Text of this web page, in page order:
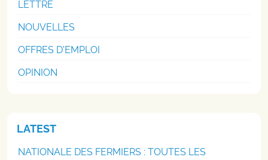
LETTRE
NOUVELLES
OFFRES D'EMPLOI
OPINION
LATEST
NATIONALE DES FERMIERS : TOUTES LES